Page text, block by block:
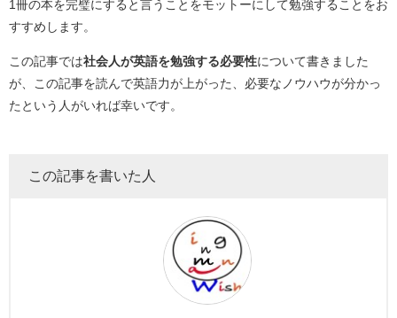
1 冊の本を完璧にすると言うことをモットーにして勉強することをお
すすめします。
この記事では社会人が英語を勉強する必要性について書きました
が、この記事を読んで英語力が上がった、必要なノウハウが分かっ
たという人がいれば幸いです。
この記事を書いた人